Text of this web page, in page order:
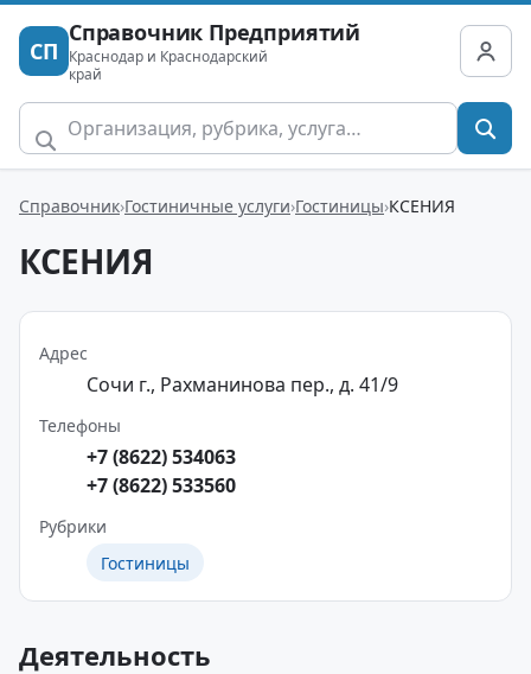
СП
Справочник Предприятий
Краснодар и Краснодарский
край
Справочник Гостиничные услуги Гостиницы КСЕНИЯ
КСЕНИЯ
Адрес
Сочи г., Рахманинова пер., д. 41/9
Телефоны
+7 (8622) 534063
+7 (8622) 533560
Рубрики
Гостиницы
Деятельность